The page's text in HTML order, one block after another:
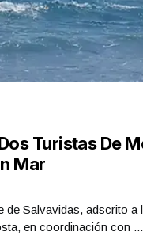
Turistas De
Mar
de Salvavidas, adscrito a
en coordinación con ...